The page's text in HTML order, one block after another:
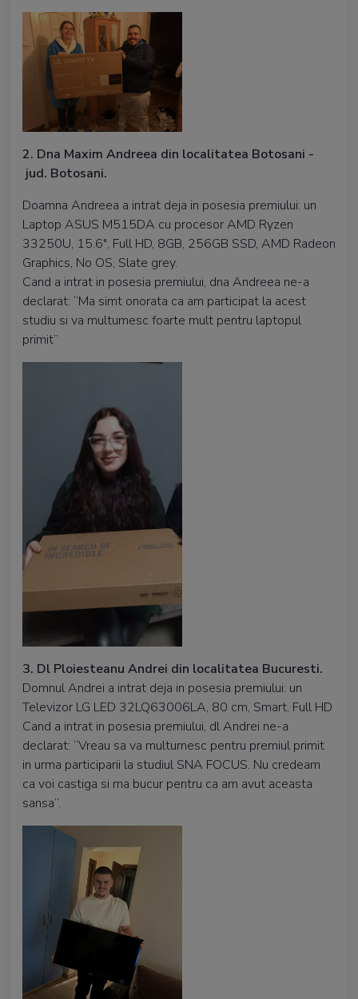
2. Dna Maxim Andreea din localitatea Botosani -
jud. Botosani.
Doamna Andreea a intrat deja in posesia premiului: un
Laptop ASUS M515DA cu procesor AMD Ryzen
33250U, 15.6", Full HD, 8GB, 256GB SSD, AMD Radeon
Graphics, No OS, Slate grey.
Cand a intrat in posesia premiului, dna Andreea ne-a
declarat: “Ma simt onorata ca am participat la acest
studiu si va multumesc foarte mult pentru laptopul
primit”
3. Dl Ploiesteanu Andrei din localitatea Bucuresti.
Domnul Andrei a intrat deja in posesia premiului: un
Televizor LG LED 32LQ63006LA, 80 cm, Smart, Full HD
Cand a intrat in posesia premiului, dl Andrei ne-a
declarat: “Vreau sa va multumesc pentru premiul primit
in urma participarii la studiul SNA FOCUS. Nu credeam
ca voi castiga si ma bucur pentru ca am avut aceasta
sansa”.